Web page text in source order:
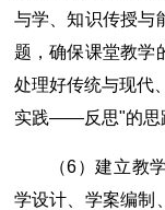
与学、知识传授与
题，确保课堂教学
处理好传统与现
实践――反思"的思
（6）建立教
学设计、学案编制